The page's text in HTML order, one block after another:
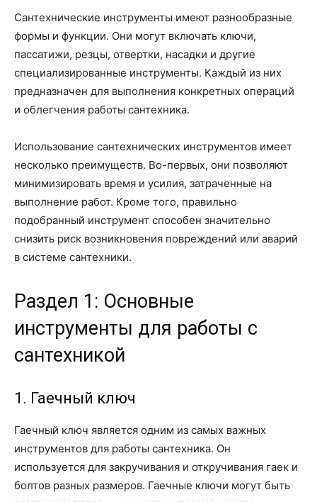
Сантехнические инструменты имеют разнообразные
формы и функции. Они могут включать ключи,
пассатижи, резцы, отвертки, насадки и другие
специализированные инструменты. Каждый из них
предназначен для выполнения конкретных операций
и облегчения работы сантехника.
Использование сантехнических инструментов имеет
несколько преимуществ. Во-первых, они позволяют
минимизировать время и усилия, затраченные на
выполнение работ. Кроме того, правильно
подобранный инструмент способен значительно
снизить риск возникновения повреждений или аварий
в системе сантехники.
Раздел 1: Основные
инструменты для работы с
сантехникой
1. Гаечный ключ
Гаечный ключ является одним из самых важных
инструментов для работы сантехника. Он
используется для закручивания и откручивания гаек и
болтов разных размеров. Гаечные ключи могут быть